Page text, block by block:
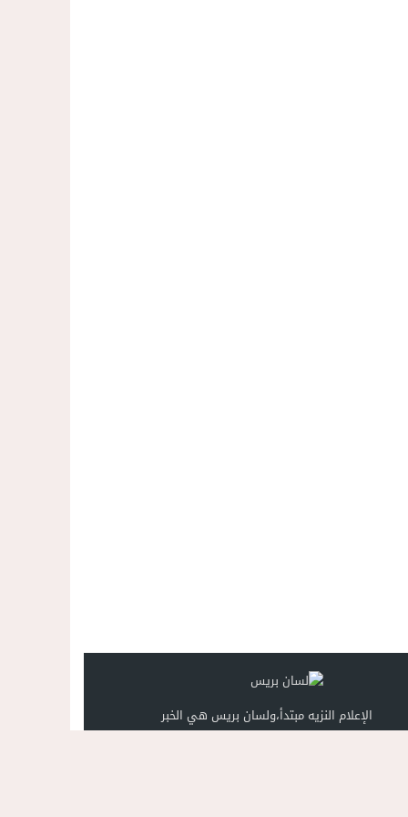
الإعلام النزيه مبتدأ،ولسان بريس هي الخبر